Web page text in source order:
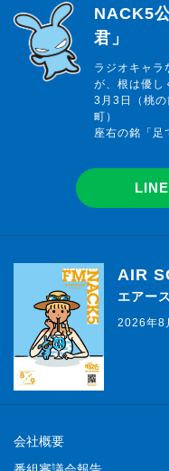
らじっと君
NACK5
君」
ラジオキャラ
が、根は優し
3月3日（桃
町）
座右の銘「足
AIR
エアー
2026年8
会社概要